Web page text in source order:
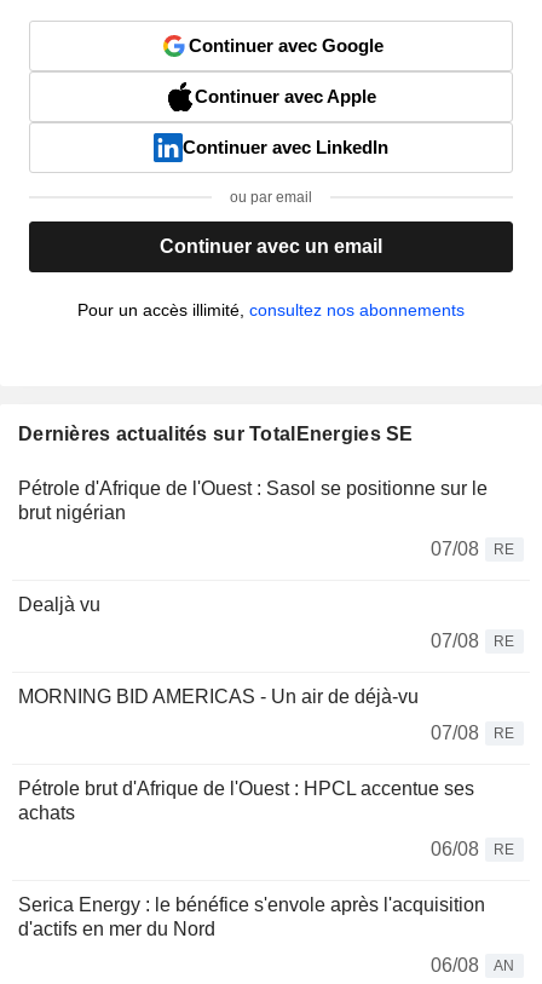
Continuer avec Google
Continuer avec Apple
Continuer avec LinkedIn
ou par email
Continuer avec un email
Pour un accès illimité, consultez nos abonnements
Dernières actualités sur TotalEnergies SE
Pétrole d'Afrique de l'Ouest : Sasol se positionne sur le
brut nigérian
07/08
RE
Dealjà vu
07/08
RE
MORNING BID AMERICAS - Un air de déjà-vu
07/08
RE
Pétrole brut d'Afrique de l'Ouest : HPCL accentue ses
achats
06/08
RE
Serica Energy : le bénéfice s'envole après l'acquisition
d'actifs en mer du Nord
06/08
AN